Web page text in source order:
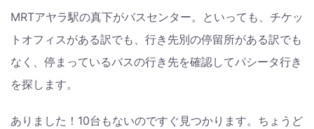
MRTアヤラ駅の真下がバスセンター。といっても、チケッ
トオフィスがある訳でも、行き先別の停留所がある訳でも
なく、停まっているバスの行き先を確認してパシータ行き
を探します。
ありました！10台もないのですぐ見つかります。ちょうど